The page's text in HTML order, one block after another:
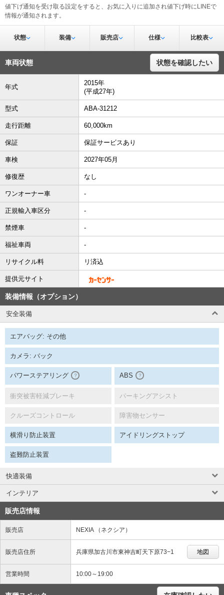
値下げ通知を受け取る設定をすると、お気に入りに追加され値下げ時にLINEで
情報が通知されます。
状態 装備 販売店 仕様 比較表
車両状態 状態を確認したい
年式
2015年
(平成27年)
型式 ABA-31212
走行距離 60,000km
保証 保証サービスあり
車検 2027年05月
修復歴 なし
ワンオーナー車 -
正規輸入車区分 -
禁煙車 -
福祉車両 -
リサイクル料 リ済込
提供元サイト
装備情報（オプション）
安全装備
エアバッグ: その他
カメラ: バック
パワーステアリング ？ ABS ？
衝突被害軽減ブレーキ パーキングアシスト
クルーズコントロール 障害物センサー
横滑り防止装置 アイドリングストップ
盗難防止装置
快適装備
インテリア
販売店情報
販売店 NEXIA （ネクシア）
販売店住所 兵庫県加古川市東神吉町天下原73−1 地図
営業時間 10:00～19:00